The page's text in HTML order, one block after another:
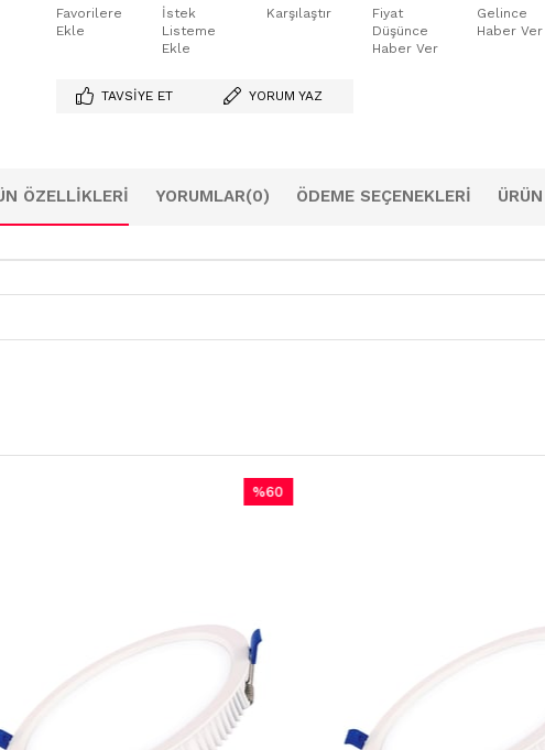
Favorilere
Ekle
İstek
Listeme
Ekle
Karşılaştır
Fiyat
Düşünce
Haber Ver
Gelince
Haber Ver
TAVSIYE ET YORUM YAZ
ÖZELLIKLERI YORUMLAR(0) ÖDEME SEÇENEKLERI
%60